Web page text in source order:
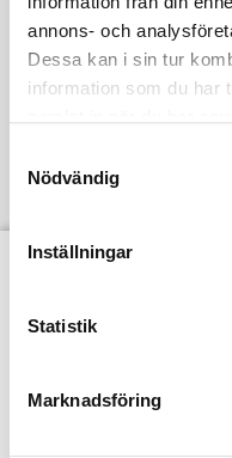
annons- och
Dessa kan i sin tur
information som du har
Nödvändig
Inställningar
Statistik
Marknadsföring
Denna hemsida och dess